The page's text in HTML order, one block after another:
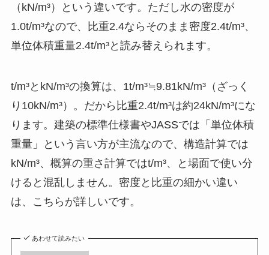
（kN/m³）という違いです。ただし水の密度が
1.0t/m³なので、比重2.4ならそのまま密度2.4t/m³、
単位体積重量2.4t/m³と読み替えられます。
t/m³とkN/m³の換算は、1t/m³≒9.81kN/m³（ざっく
り10kN/m³）。だから比重2.4t/m³は約24kN/m³にな
ります。建築の標準仕様書やJASSでは「単位体積
重量」という言い方が主流なので、構造計算では
kN/m³、概算の重さ計算ではt/m³、と場面で使い分
けると混乱しません。密度と比重の細かい違い
は、こちらが詳しいです。
あわせて読みたい